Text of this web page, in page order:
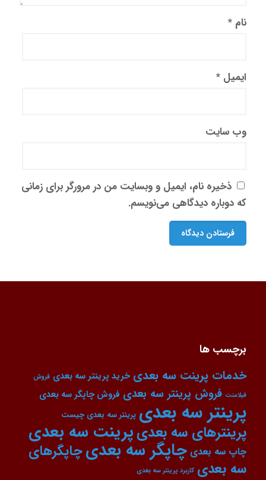
نام *
ایمیل *
وب‌ سایت
ذخیره نام، ایمیل و وبسایت من در مرورگر برای زمانی
که دوباره دیدگاهی می‌نویسم.
برچسب ها
خدمات پرینت سه بعدی خرید پرینتر سه بعدی فروش
فیلامنت فروش پرینتر سه بعدی فروش چاپگر سه بعدی
پرینتر سه بعدی پرینتر سه بعدی چیست
پرینترهای سه بعدیپرینت سه بعدی
چاپ سه بعدی چاپگر سه بعدیچاپگرهای
سه بعدی کاربرد پرینتر سه بعدی